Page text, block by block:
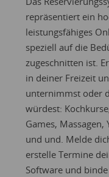
repräsentiert ein
leistungsfähiges
speziell auf die
zugeschnitten ist.
in deiner Freizeit
unternimmst oder
würdest:
Games,
und und. Melde
erstelle Termine
Software und